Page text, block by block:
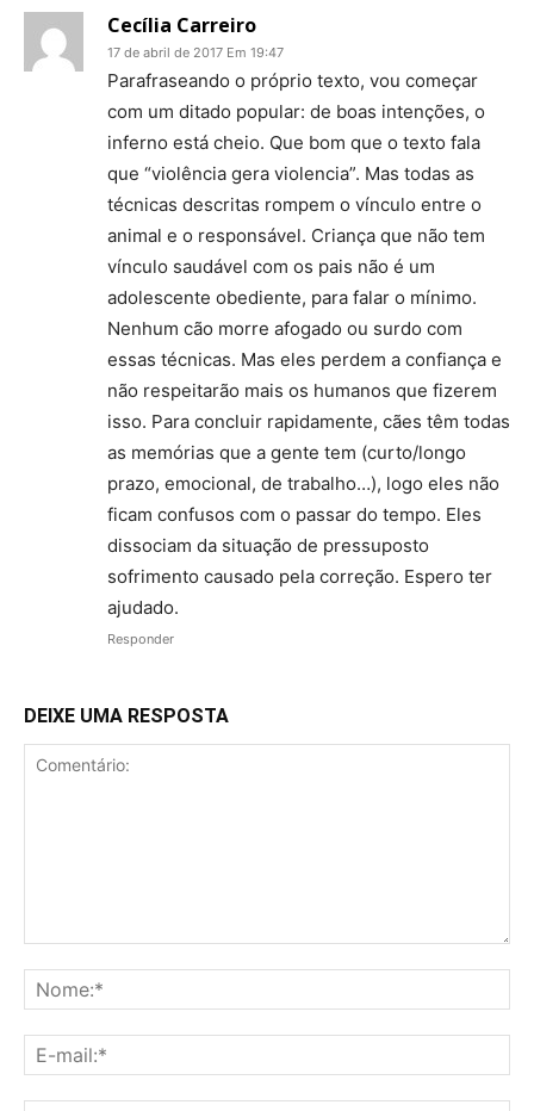
Cecília Carreiro
17 de abril de 2017 Em 19:47
Parafraseando o próprio texto, vou começar
com um ditado popular: de boas intenções, o
inferno está cheio. Que bom que o texto fala
que “violência gera violencia”. Mas todas as
técnicas descritas rompem o vínculo entre o
animal e o responsável. Criança que não tem
vínculo saudável com os pais não é um
adolescente obediente, para falar o mínimo.
Nenhum cão morre afogado ou surdo com
essas técnicas. Mas eles perdem a confiança e
não respeitarão mais os humanos que fizerem
isso. Para concluir rapidamente, cães têm todas
as memórias que a gente tem (curto/longo
prazo, emocional, de trabalho…), logo eles não
ficam confusos com o passar do tempo. Eles
dissociam da situação de pressuposto
sofrimento causado pela correção. Espero ter
ajudado.
Responder
DEIXE UMA RESPOSTA